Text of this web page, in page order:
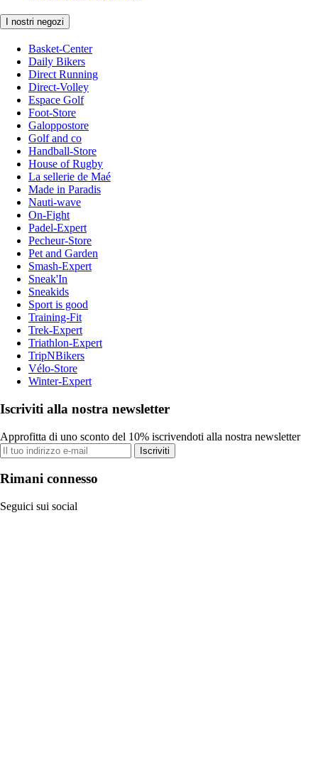
I nostri negozi
Basket-Center
Daily Bikers
Direct Running
Direct-Volley
Espace Golf
Foot-Store
Galoppostore
Golf and co
Handball-Store
House of Rugby
La sellerie de Maé
Made in Paradis
Nauti-wave
On-Fight
Padel-Expert
Pecheur-Store
Pet and Garden
Smash-Expert
Sneak'In
Sneakids
Sport is good
Training-Fit
Trek-Expert
Triathlon-Expert
TripNBikers
Vélo-Store
Winter-Expert
Iscriviti alla nostra newsletter
Approfitta di uno sconto del 10% iscrivendoti alla nostra newsletter
Iscriviti
Rimani connesso
Seguici sui social